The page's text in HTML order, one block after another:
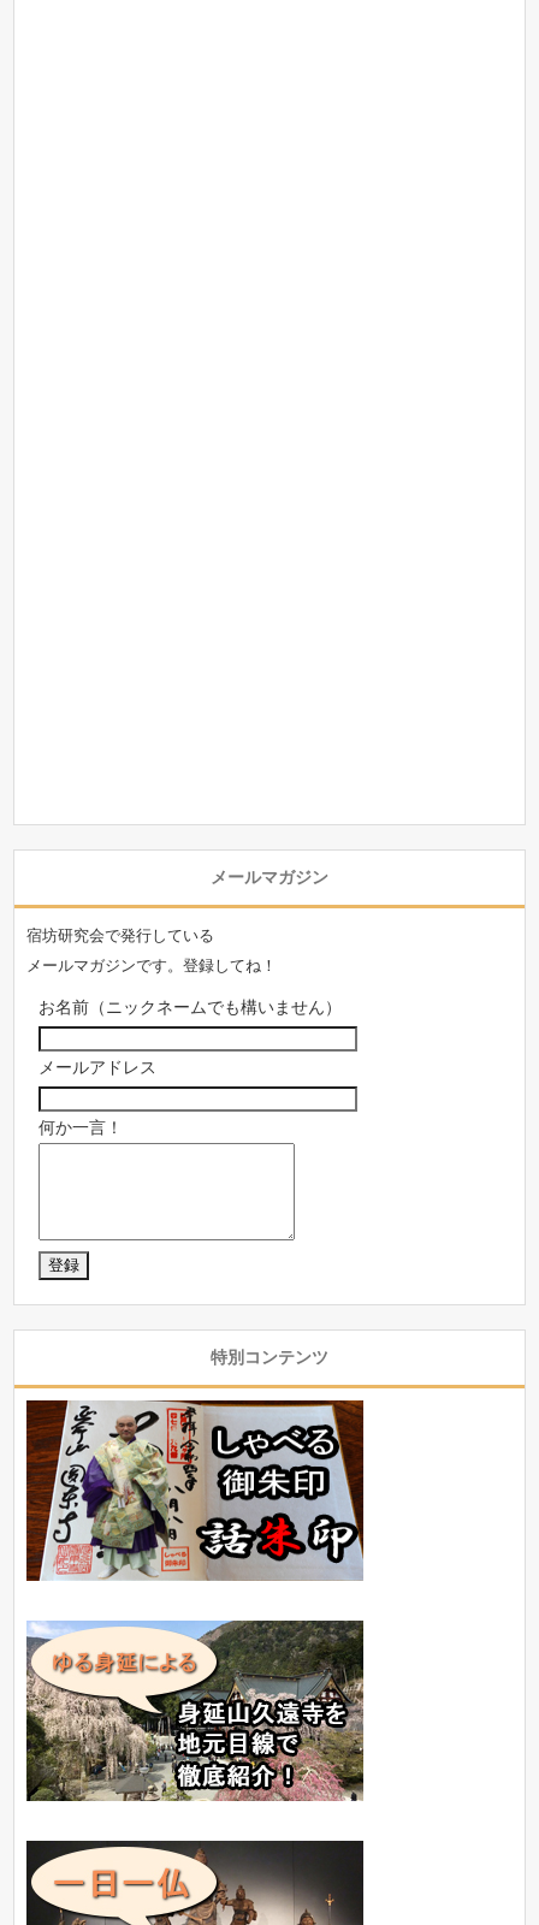
メールマガジン
宿坊研究会で発行している
メールマガジンです。登録してね！
お名前（ニックネームでも構いません）
メールアドレス
何か一言！
特別コンテンツ